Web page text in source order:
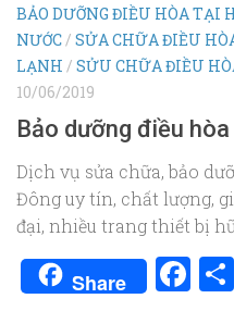
BẢO DƯỠNG ĐIỀU HÒA TẠI
NƯỚC/ SỬA CHỮA ĐIỀU
LẠNH / SỬU CHỮA ĐIỀU
10/06/2019
Bảo dưỡng điều
Dịch vụ sửa chữa, bảo
Đông uy tín, chất lượng,
đại, nhiều trang thiết bị
Share